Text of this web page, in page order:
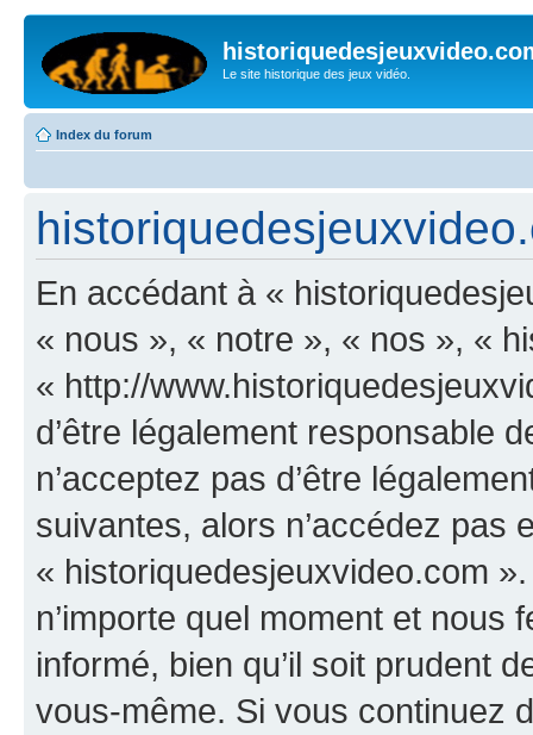
Le site historique des jeux vidéo.
Index du forum
En accédant à «
« nous », « notre », « nos », «
« http://
d’être légalement responsable
n’acceptez pas d’être
suivantes, alors n’accédez pas
« historiquedesjeuxvideo.com
n’importe quel moment et
informé, bien qu’il soit prudent
vous-même. Si vous continuez